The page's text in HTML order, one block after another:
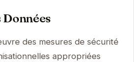
Données
des mesures de sécurité
appropriées